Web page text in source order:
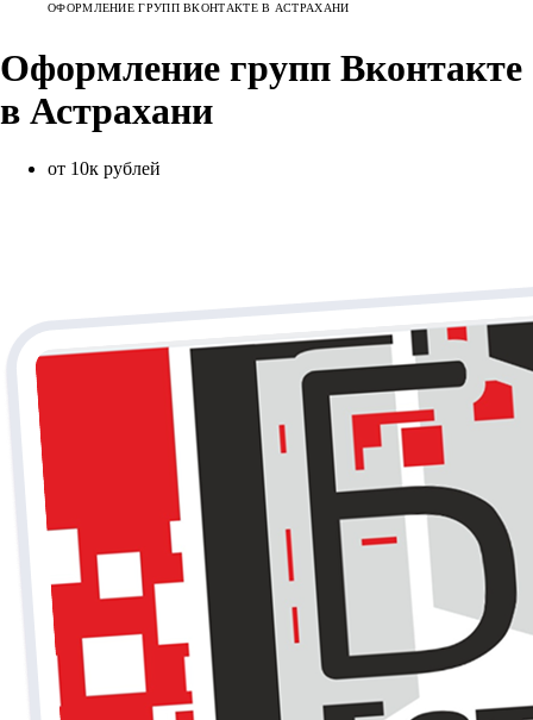
ОФОРМЛЕНИЕ ГРУПП ВКОНТАКТЕ В АСТРАХАНИ
Оформление групп Вконтакте
в Астрахани
от 10к рублей